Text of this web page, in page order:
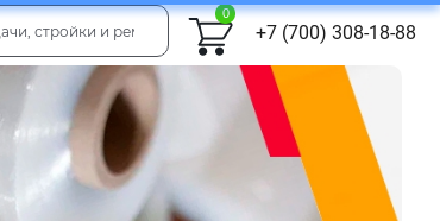
0
+7 (700) 308-18-88